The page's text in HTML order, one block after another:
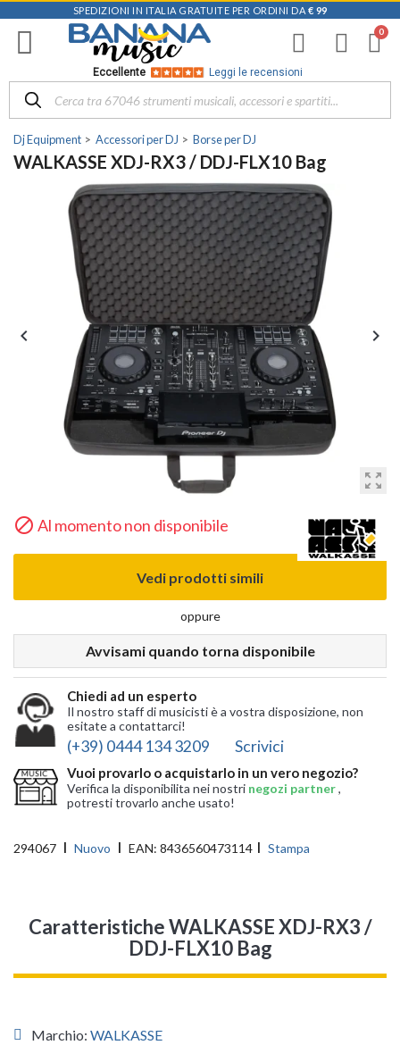
SPEDIZIONI IN ITALIA GRATUITE PER ORDINI DA € 99
Eccellente Leggi le recensioni
Dj Equipment Accessori per DJ Borse per DJ
WALKASSE XDJ-RX3 / DDJ-FLX10 Bag
zoom_out_map
 
 Al momento non disponibile
Vedi prodotti simili
oppure
Avvisami quando torna disponibile
Chiedi ad un esperto
Il nostro staff di musicisti è a vostra disposizione, non
esitate a contattarci!
(+39) 0444 134 3209 Scrivici
Vuoi provarlo o acquistarlo in un vero negozio?
Verifica la disponibilita nei nostri negozi partner,
potresti trovarlo anche usato!
294067 Nuovo EAN: 8436560473114 Stampa
Caratteristiche WALKASSE XDJ-RX3 /
DDJ-FLX10 Bag
Marchio: WALKASSE